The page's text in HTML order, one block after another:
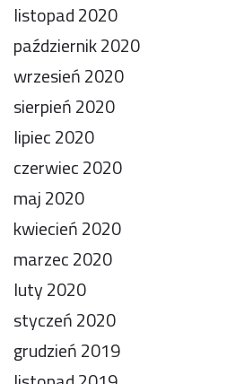
listopad 2020
październik 2020
wrzesień 2020
sierpień 2020
lipiec 2020
czerwiec 2020
maj 2020
kwiecień 2020
marzec 2020
luty 2020
styczeń 2020
grudzień 2019